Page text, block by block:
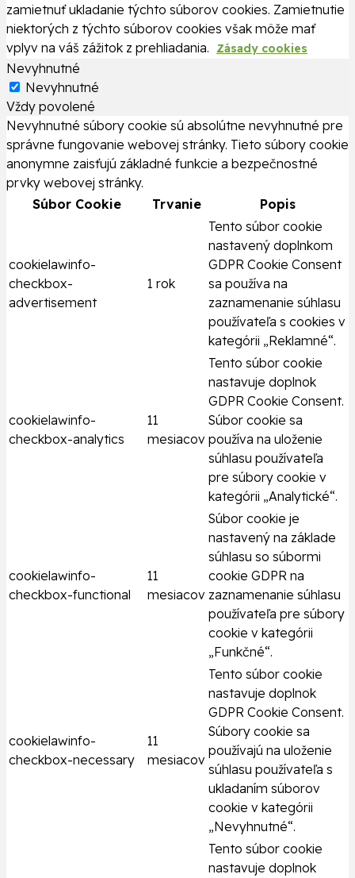
zamietnuť ukladanie týchto súborov cookies. Zamietnutie
niektorých z týchto súborov cookies však môže mať
vplyv na váš zážitok z prehliadania.
Zásady cookies
Nevyhnutné
Nevyhnutné
Vždy povolené
Nevyhnutné súbory cookie sú absolútne nevyhnutné pre
správne fungovanie webovej stránky. Tieto súbory cookie
anonymne zaisťujú základné funkcie a bezpečnostné
prvky webovej stránky.
Súbor Cookie
Trvanie Popis
cookielawinfo-
checkbox-
advertisement
1 rok
Tento súbor cookie
nastavený doplnkom
GDPR Cookie Consent
sa používa na
zaznamenanie súhlasu
používateľa s cookies v
kategórii „Reklamné“.
cookielawinfo-
checkbox-analytics
11
mesiacov
Tento súbor cookie
nastavuje doplnok
GDPR Cookie Consent.
Súbor cookie sa
používa na uloženie
súhlasu používateľa
pre súbory cookie v
kategórii „Analytické“.
cookielawinfo-
checkbox-functional
11
mesiacov
Súbor cookie je
nastavený na základe
súhlasu so súbormi
cookie GDPR na
zaznamenanie súhlasu
používateľa pre súbory
cookie v kategórii
„Funkčné“.
cookielawinfo-
checkbox-necessary
11
mesiacov
Tento súbor cookie
nastavuje doplnok
GDPR Cookie Consent.
Súbory cookie sa
používajú na uloženie
súhlasu používateľa s
ukladaním súborov
cookie v kategórii
„Nevyhnutné“.
Tento súbor cookie
nastavuje doplnok